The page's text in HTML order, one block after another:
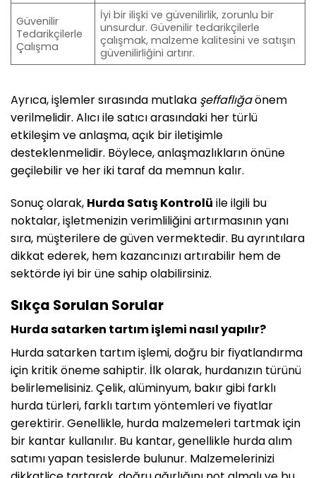
Güvenilir
Tedarikçilerle
Çalışma
İyi bir ilişki ve güvenilirlik, zorunlu bir
unsurdur. Güvenilir tedarikçilerle
çalışmak, malzeme kalitesini ve satışın
güvenilirliğini artırır.
Ayrıca, işlemler sırasında mutlaka şeffaflığaönem
verilmelidir. Alıcı ile satıcı arasındaki her türlü
etkileşim ve anlaşma, açık bir iletişimle
desteklenmelidir. Böylece, anlaşmazlıkların önüne
geçilebilir ve her iki taraf da memnun kalır.
Sonuç olarak, Hurda Satış Kontrolü ile ilgili bu
noktalar, işletmenizin verimliliğini artırmasının yanı
sıra, müşterilere de güven vermektedir. Bu ayrıntılara
dikkat ederek, hem kazancınızı artırabilir hem de
sektörde iyi bir üne sahip olabilirsiniz.
Sıkça Sorulan Sorular
Hurda satarken tartım işlemi nasıl yapılır?
Hurda satarken tartım işlemi, doğru bir fiyatlandırma
için kritik öneme sahiptir. İlk olarak, hurdanızın türünü
belirlemelisiniz. Çelik, alüminyum, bakır gibi farklı
hurda türleri, farklı tartım yöntemleri ve fiyatlar
gerektirir. Genellikle, hurda malzemeleri tartmak için
bir kantar kullanılır. Bu kantar, genellikle hurda alım
satımı yapan tesislerde bulunur. Malzemelerinizi